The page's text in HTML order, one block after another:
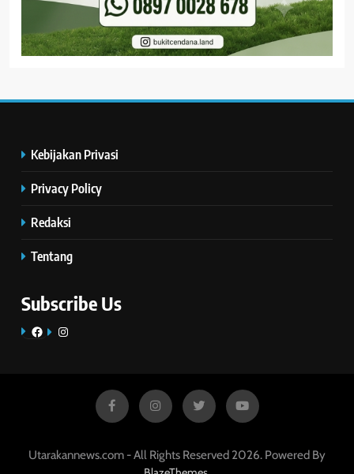
Kebijakan Privasi
Privacy Policy
Redaksi
Tentang
Subscribe Us
FacebookInstagram
Utarakannews.com - All Rights Reserved 2026. Powered By